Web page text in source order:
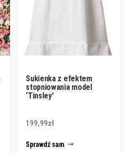
Sukienka z efektem
stopniowania model
‘Tinsley’
199,99zł
Sprawdź sam